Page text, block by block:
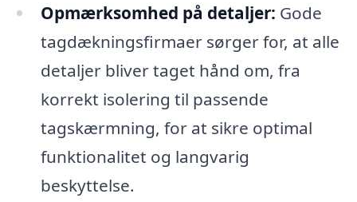
Opmærksomhed på detaljer: Gode
tagdækningsfirmaer sørger for, at alle
detaljer bliver taget hånd om, fra
korrekt isolering til passende
tagskærmning, for at sikre optimal
funktionalitet og langvarig
beskyttelse.